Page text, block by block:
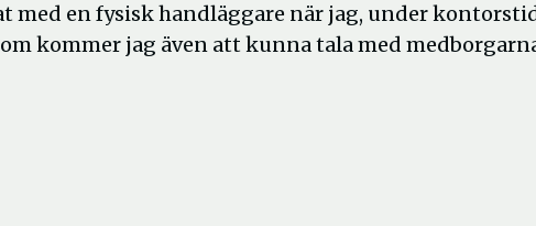
en fysisk handläggare när jag, under
kommer jag även att kunna tala med